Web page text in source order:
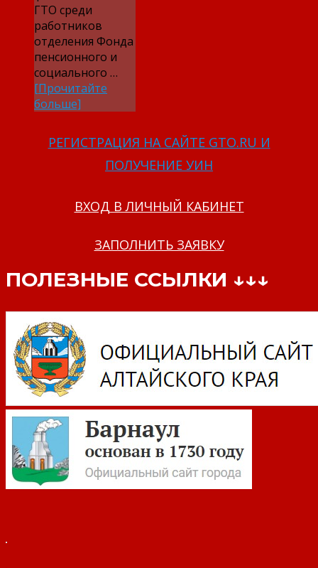
ГТО среди
работников
отделения Фонда
пенсионного и
социального …
[Прочитайте
больше]
РЕГИСТРАЦИЯ НА САЙТЕ GTO.RU И
ПОЛУЧЕНИЕ УИН
ВХОД В ЛИЧНЫЙ КАБИНЕТ
ЗАПОЛНИТЬ ЗАЯВКУ
ПОЛЕЗНЫЕ ССЫЛКИ ↓↓↓